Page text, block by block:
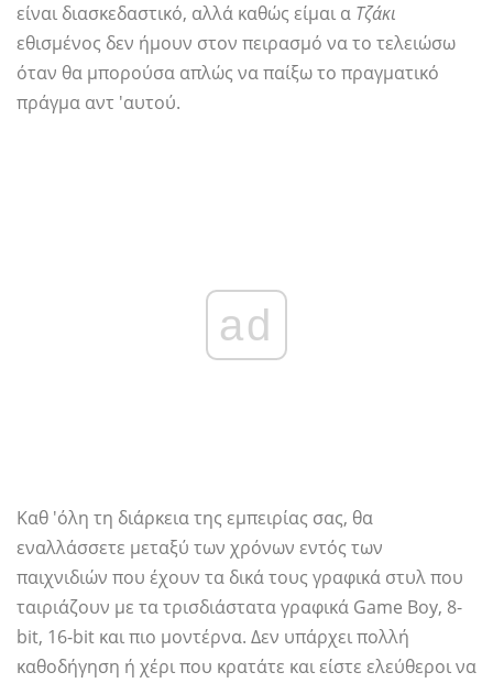
είναι διασκεδαστικό, αλλά καθώς είμαι α Τζάκι
εθισμένος δεν ήμουν στον πειρασμό να το τελειώσω
όταν θα μπορούσα απλώς να παίξω το πραγματικό
πράγμα αντ 'αυτού.
ad
Καθ 'όλη τη διάρκεια της εμπειρίας σας, θα
εναλλάσσετε μεταξύ των χρόνων εντός των
παιχνιδιών που έχουν τα δικά τους γραφικά στυλ που
ταιριάζουν με τα τρισδιάστατα γραφικά Game Boy, 8-
bit, 16-bit και πιο μοντέρνα. Δεν υπάρχει πολλή
καθοδήγηση ή χέρι που κρατάτε και είστε ελεύθεροι να